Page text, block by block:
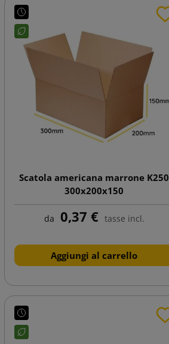
Scatola americana marrone K250
300x200x150
da 0,37 € tasse incl.
Aggiungi al carrello